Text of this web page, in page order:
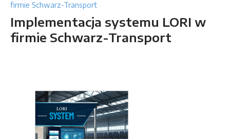
firmie Schwarz-Transport
Implementacja systemu LORI w
firmie Schwarz-Transport